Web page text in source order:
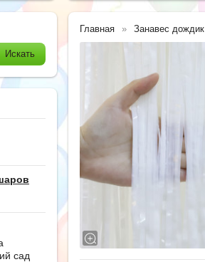
сад
Главная Занавес дождик